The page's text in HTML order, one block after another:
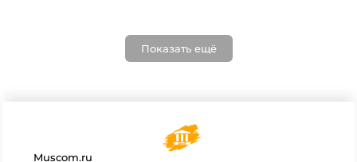
Показать ещё
Muscom.ru